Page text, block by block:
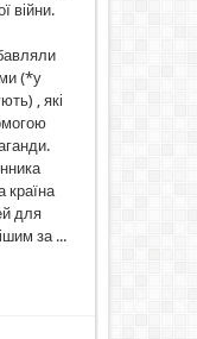
війни.
(*у
, які
країна
для
за ...